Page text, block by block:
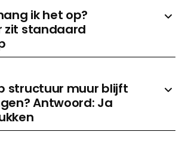
ik het op?
zit standaard
structuur muur blijft
Antwoord: Ja